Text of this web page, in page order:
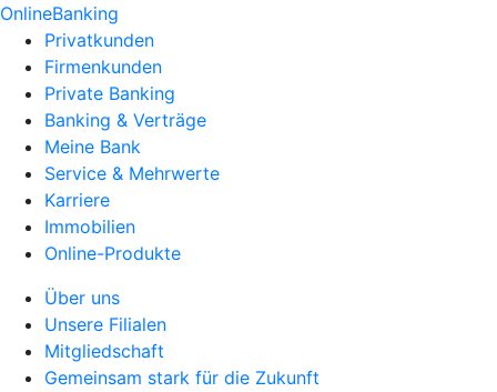
OnlineBanking
Privatkunden
Firmenkunden
Private Banking
Banking & Verträge
Meine Bank
Service & Mehrwerte
Karriere
Immobilien
Online-Produkte
Über uns
Unsere Filialen
Mitgliedschaft
Gemeinsam stark für die Zukunft